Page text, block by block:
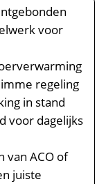
voor
regeling
in stand
voor dagelijks
van ACO of
juiste